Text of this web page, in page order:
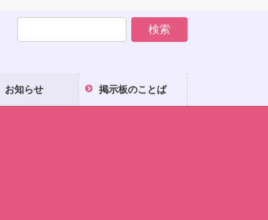
お知らせ 掲示板のことば